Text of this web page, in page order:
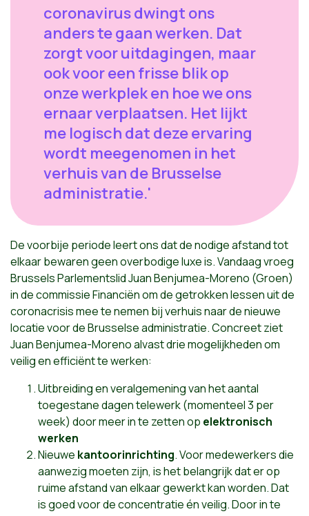
coronavirus dwingt ons
anders te gaan werken. Dat
zorgt voor uitdagingen, maar
ook voor een frisse blik op
onze werkplek en hoe we ons
ernaar verplaatsen. Het lijkt
me logisch dat deze ervaring
wordt meegenomen in het
verhuis van de Brusselse
administratie.'
De voorbije periode leert ons dat de nodige afstand tot
elkaar bewaren geen overbodige luxe is. Vandaag vroeg
Brussels Parlementslid Juan Benjumea-Moreno (Groen)
in de commissie Financiën om de getrokken lessen uit de
coronacrisis mee te nemen bij verhuis naar de nieuwe
locatie voor de Brusselse administratie. Concreet ziet
Juan Benjumea-Moreno alvast drie mogelijkheden om
veilig en efficiënt te werken:
Uitbreiding en veralgemening van het aantal
toegestane dagen telewerk (momenteel 3 per
week) door meer in te zetten op elektronisch
werken
Nieuwe kantoorinrichting. Voor medewerkers die
aanwezig moeten zijn, is het belangrijk dat er op
ruime afstand van elkaar gewerkt kan worden. Dat
is goed voor de concentratie én veilig. Door in te